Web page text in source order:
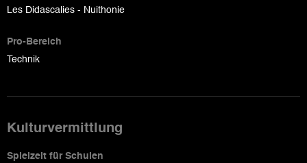
Les Didascalies - Nuithonie
Pro-Bereich
Technik
Kulturvermittlung
Spielzeit für Schulen